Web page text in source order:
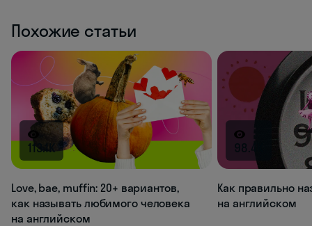
Похожие статьи
113.1K
Love, bae, muffin: 20+ вариантов,
как называть любимого человека
на английском
98.4K
Как правильно
на английском